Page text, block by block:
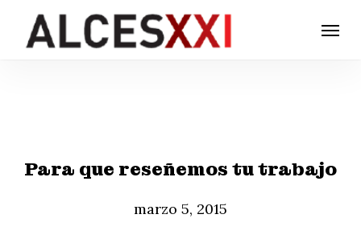
Menu
Para que reseñemos tu trabajo
marzo 5, 2015